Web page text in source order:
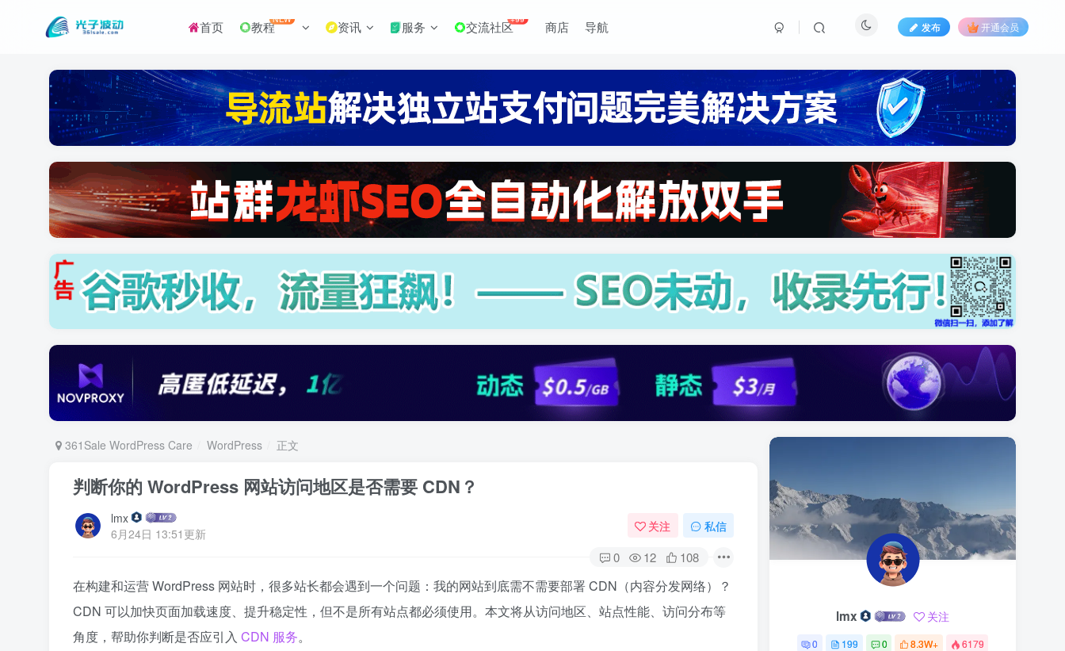
首页 教程NEW 资讯 服务 交流社区+99 商店 导航 发布 开通会员
361Sale WordPress Care WordPress 正文
判断你的 WordPress 网站访问地区是否需要 CDN？
lmx
6月24日 13:51更新
关注 私信
0 12 108
在构建和运营 WordPress 网站时，很多站长都会遇到一个问题：我的网站到底需不需要部署 CDN（内容分发网络）？
CDN 可以加快页面加载速度、提升稳定性，但不是所有站点都必须使用。本文将从访问地区、站点性能、访问分布等
角度，帮助你判断是否应引入 CDN 服务。
lmx 关注
0 199 0 8.3W+ 6179